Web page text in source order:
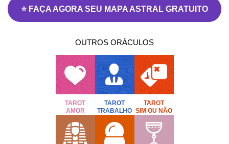
⭐ FAÇA AGORA SEU MAPA ASTRAL GRATUITO
OUTROS ORÁCULOS
TAROT
AMOR
TAROT
TRABALHO
TAROT
SIM OU NÃO